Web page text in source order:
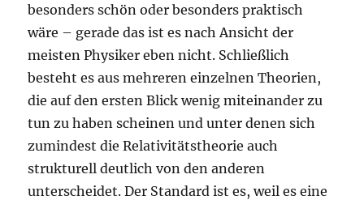
besonders schön oder besonders praktisch
wäre – gerade das ist es nach Ansicht der
meisten Physiker eben nicht. Schließlich
besteht es aus mehreren einzelnen Theorien,
die auf den ersten Blick wenig miteinander zu
tun zu haben scheinen und unter denen sich
zumindest die Relativitätstheorie auch
strukturell deutlich von den anderen
unterscheidet. Der Standard ist es, weil es eine